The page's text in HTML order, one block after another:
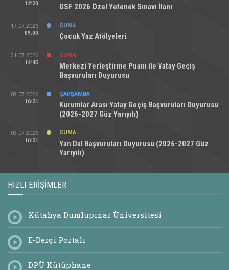
12:20
GSF 2026 Özel Yetenek Sınavı İlanı
17.07.2026
09:00
CUMA
Çocuk Yaz Atölyeleri
31.07.2026
14:45
CUMA
Merkezi Yerleştirme Puanı ile Yatay Geçiş
Başvuruları Duyurusu
08.07.2026
16:21
ÇARŞAMBA
Kurumlar Arası Yatay Geçiş Başvuruları Duyurusu
(2026-2027 Güz Yarıyılı)
03.07.2026
16:21
CUMA
Yan Dal Başvuruları Duyurusu (2026-2027 Güz
Yarıyılı)
HIZLI ERIŞIMLER
Kütahya Dumlupınar Üniversitesi
E-Dergi Portalı
DPÜ Kütüphane